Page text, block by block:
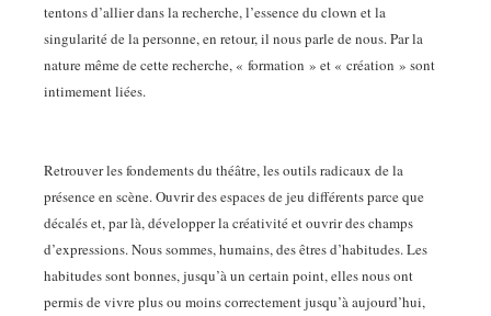
tentons d’allier dans la recherche, l’essence du clown et la
singularité de la personne, en retour, il nous parle de nous. Par la
nature même de cette recherche, « formation » et « création » sont
intimement liées.
Retrouver les fondements du théâtre, les outils radicaux de la
présence en scène. Ouvrir des espaces de jeu différents parce que
décalés et, par là, développer la créativité et ouvrir des champs
d’expressions. Nous sommes, humains, des êtres d’habitudes. Les
habitudes sont bonnes, jusqu’à un certain point, elles nous ont
permis de vivre plus ou moins correctement jusqu’à aujourd’hui,